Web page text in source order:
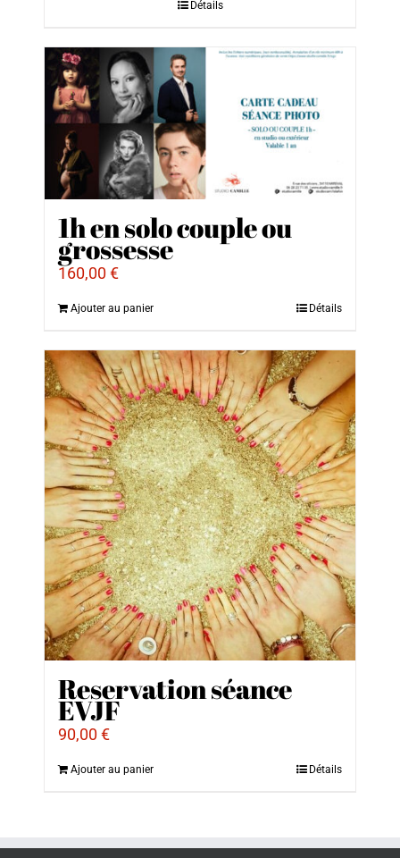
Détails
1h en solo couple ou
grossesse
160,00€
Ajouter au panier Détails
Reservation séance
EVJF
90,00€
Ajouter au panier Détails